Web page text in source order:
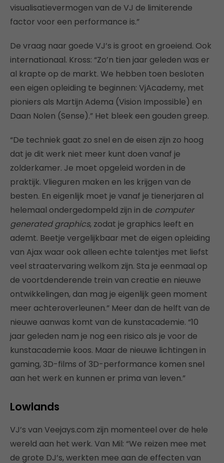
visualisatievermogen van de VJ de limiterende
factor voor een performance is.”
De vraag naar goede VJ’s is groot en groeiend. Ook
internationaal. Kross: “Zo’n tien jaar geleden was er
al krapte op de markt. We hebben toen besloten
een eigen opleiding te beginnen: VjAcademy, met
pioniers als Martijn Adema (Vision Impossible) en
Daan Nolen (Sense).” Het bleek een gouden greep.
“De techniek gaat zo snel en de eisen zijn zo hoog
dat je dit werk niet meer kunt doen vanaf je
zolderkamer. Je moet opgeleid worden in de
praktijk. Vlieguren maken en les krijgen van de
besten. En eigenlijk moet je vanaf je tienerjaren al
helemaal ondergedompeld zijn in de computer
generated graphics, zodat je graphics leeft en
ademt. Beetje vergelijkbaar met de eigen opleiding
van Ajax waar ook alleen echte talentjes met liefst
veel straatervaring welkom zijn. Sta je eenmaal op
de voortdenderende trein van creatie en nieuwe
ontwikkelingen, dan mag je eigenlijk geen moment
meer achteroverleunen.” Meer dan de helft van de
nieuwe aanwas komt van de kunstacademie. “10
jaar geleden nam je nog een risico als je voor de
kunstacademie koos. Maar de nieuwe lichtingen in
gaming, 3D-films of 3D-performance komen snel
aan het werk en kunnen er prima van leven.”
Lowlands
VJ’s van Veejays.com zijn momenteel over de hele
wereld aan het werk. Van Mil: “We reizen mee met
de grote DJ’s, werkten mee aan de effecten van